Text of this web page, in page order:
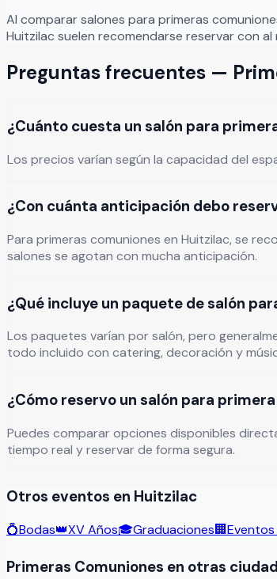
Al comparar salones para primeras
Huitzilac suelen recomendarse reservar con
Preguntas frecuentes —
¿Cuánto cuesta un salón para
Los precios varían según la capacidad del
¿Con cuánta anticipación debo
Para primeras comuniones en Huitzilac, se
salones se agotan con mucha anticipación.
¿Qué incluye un paquete de salón
Los paquetes varían por salón, pero
todo incluido con catering, decoración y
¿Cómo reservo un salón para
Puedes comparar opciones disponibles
tiempo real y reservar de forma segura.
Otros eventos en Huitzilac
💍Bodas👑XV Años🎓Graduaciones🏢
Primeras Comuniones en otras